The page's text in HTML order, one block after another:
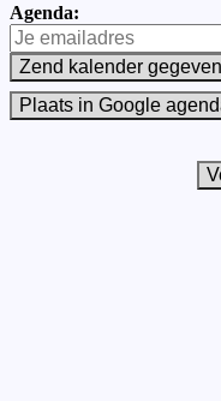
Agenda: